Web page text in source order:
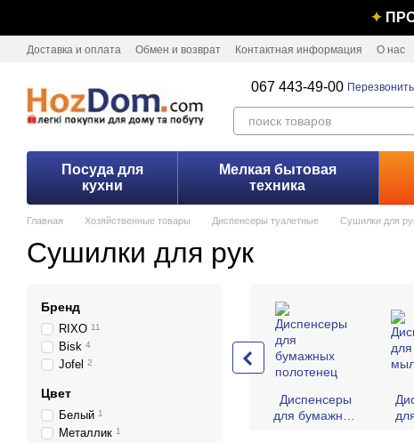
✦
Доставка и оплата Обмен и возврат Контактная информация О нас
067 443-49-00
Посуда для
кухни
Мелкая бытовая
техника
Главная Хозяйственные товары Диспенсеры туалетные Сушилки для
Сушилки для рук
Диспенсеры
для бумажных
Бренд
RIXO 11
Bisk 4
Jofel 2
Цвет
Белый 1
Металлик 1